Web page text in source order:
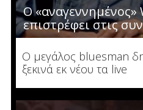
Ο
επιστρέφει στις
O μεγάλος bluesman
ξεκινά εκ νέου τα live